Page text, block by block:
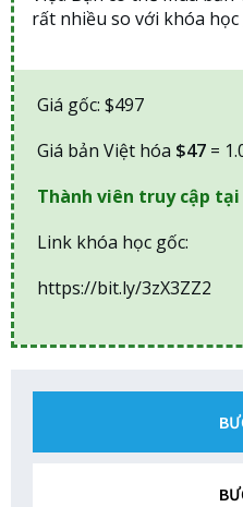
rất nhiều so với khóa học
Giá gốc: $497
Giá bản Việt hóa $47 =
Thành viên truy cập tại
Link khóa học gốc:
https://bit.ly/3zX3ZZ2